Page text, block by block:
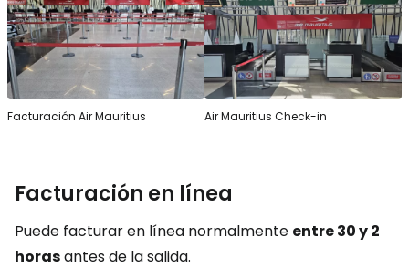
Facturación Air Mauritius Air Mauritius Check-in
Facturación en línea
Puede facturar en línea normalmente entre 30 y 2
horasantes de la salida.